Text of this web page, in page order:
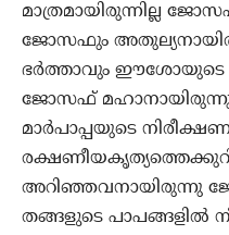
മാത്രമായിരുന്നില്ല
ജോസഫും
ഭര്‍ത്താവും ഈശോയുടെ
ജോസഫ്
മാര്‍പാപ്പയുടെ
അറിഞ്ഞവനായിരുന്നു
തങ്ങളുടെ പാപങ്ങളില്‍